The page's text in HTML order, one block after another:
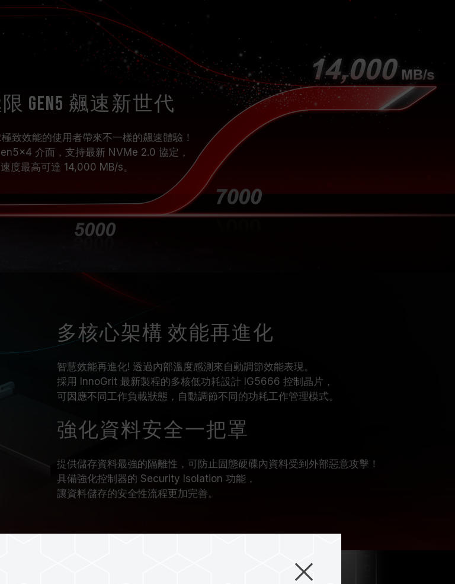
Gen5 飆速新世代
致效能的使用者帶來不一樣的飆速體驗！
介面，支持最新 NVMe 2.0 協定，
度最高可達 14,000 MB/s。
多核心架構 效能再進化
智慧效能再進化! 透過內部溫度感測來自動調節效能表現。
採用 InnoGrit 最新製程的多核低功耗設計 IG5666 控制晶片，
可因應不同工作負載狀態，自動調節不同的功耗工作管理模式。
強化資料安全一把罩
提供儲存資料最強的隔離性，可防止固態硬碟內資料受到外部惡意攻擊！
具備強化控制器的 Security Isolation 功能，
讓資料儲存的安全性流程更加完善。